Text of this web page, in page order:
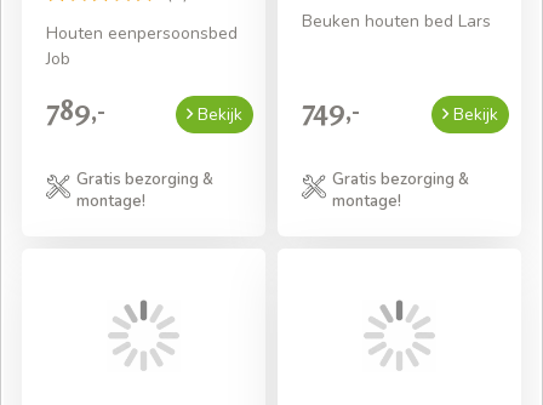
Houten eenpersoonsbed
Job
789,- Bekijk
Gratis bezorging &
montage!
Beuken houten bed Lars
749,- Bekijk
Gratis bezorging &
montage!